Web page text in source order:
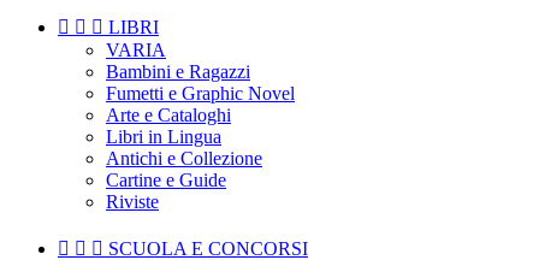
   LIBRI
VARIA
Bambini e Ragazzi
Fumetti e Graphic Novel
Arte e Cataloghi
Libri in Lingua
Antichi e Collezione
Cartine e Guide
Riviste
   SCUOLA E CONCORSI